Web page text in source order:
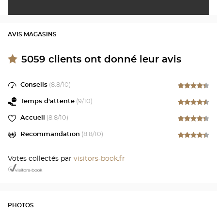
AVIS MAGASINS
5059 clients ont donné leur avis
Conseils (8.8/10)
Temps d'attente (9/10)
Accueil (8.8/10)
Recommandation (8.8/10)
Votes collectés par visitors-book.fr
PHOTOS